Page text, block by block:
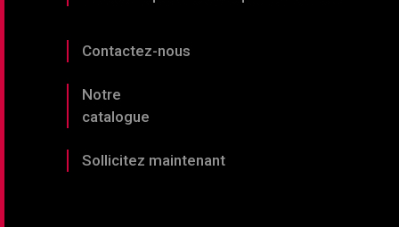
Contactez-nous
Notre
catalogue
Sollicitez maintenant